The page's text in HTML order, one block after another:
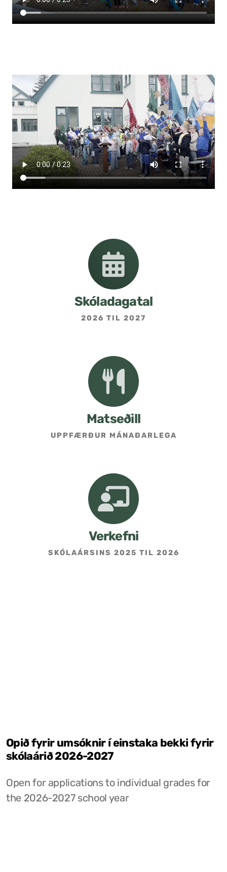
Skóladagatal
2026 TIL 2027
Matseðill
UPPFÆRÐUR MÁNAÐARLEGA
Verkefni
SKÓLAÁRSINS 2025 TIL 2026
Opið fyrir umsóknir í einstaka bekki fyrir
skólaárið 2026-2027
Open for applications to individual grades for
the 2026-2027 school year
Námsráðgjafi
Stundaskrár
Valgreinar
Umsókn um val utanskóla
Foreldrafélag
Samstarf heimilis og skóla
Áætlanir og stefnur